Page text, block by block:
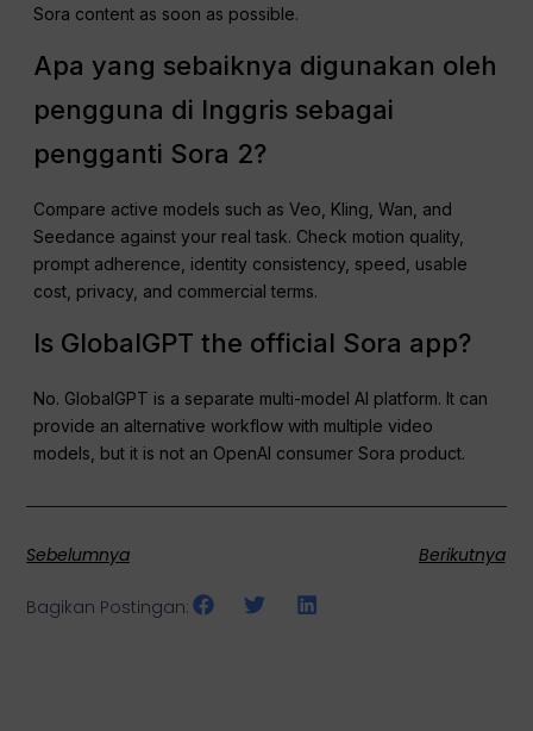
Sora content as soon as possible.
Apa yang sebaiknya digunakan oleh
pengguna di Inggris sebagai
pengganti Sora 2?
Compare active models such as Veo, Kling, Wan, and
Seedance against your real task. Check motion quality,
prompt adherence, identity consistency, speed, usable
cost, privacy, and commercial terms.
Is GlobalGPT the official Sora app?
No. GlobalGPT is a separate multi-model AI platform. It can
provide an alternative workflow with multiple video
models, but it is not an OpenAI consumer Sora product.
Sebelumnya Berikutnya
Bagikan Postingan: